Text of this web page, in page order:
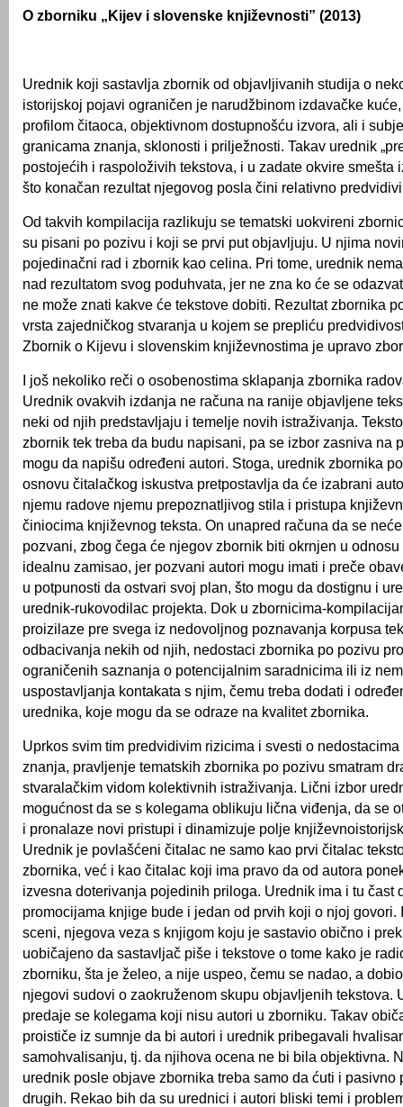
O zborniku „Kijev i slovenske književnosti” (2013)
Urednik koji sastavlja zbornik od objavljivanih studija o
istorijskoj pojavi ograničen je narudžbinom izdavačke
profilom čitaoca, objektivnom dostupnošću izvora, ali i
granicama znanja, sklonosti i prilježnosti. Takav urednik
postojećih i raspoloživih tekstova, i u zadate okvire smešta
što konačan rezultat njegovog posla čini relativno
Od takvih kompilacija razlikuju se tematski uokvireni
su pisani po pozivu i koji se prvi put objavljuju. U njima
pojedinačni rad i zbornik kao celina. Pri tome, urednik
nad rezultatom svog poduhvata, jer ne zna ko će se
ne može znati kakve će tekstove dobiti. Rezultat zbornika
vrsta zajedničkog stvaranja u kojem se prepliću
Zbornik o Kijevu i slovenskim književnostima je upravo
I još nekoliko reči o osobenostima sklapanja zbornika
Urednik ovakvih izdanja ne računa na ranije objavljene
neki od njih predstavljaju i temelje novih istraživanja.
zbornik tek treba da budu napisani, pa se izbor zasniva na
mogu da napišu određeni autori. Stoga, urednik zbornika
osnovu čitalačkog iskustva pretpostavlja da će izabrani
njemu radove njemu prepoznatljivog stila i pristupa
činiocima književnog teksta. On unapred računa da se
pozvani, zbog čega će njegov zbornik biti okrnjen u
idealnu zamisao, jer pozvani autori mogu imati i preče
u potpunosti da ostvari svoj plan, što mogu da dostignu i
urednik-rukovodilac projekta. Dok u zbornicima-
proizilaze pre svega iz nedovoljnog poznavanja korpusa
odbacivanja nekih od njih, nedostaci zbornika po pozivu
ograničenih saznanja o potencijalnim saradnicima ili iz
uspostavljanja kontakata s njim, čemu treba dodati i
urednika, koje mogu da se odraze na kvalitet zbornika.
Uprkos svim tim predvidivim rizicima i svesti o
znanja, pravljenje tematskih zbornika po pozivu smatram
stvaralačkim vidom kolektivnih istraživanja. Lični izbor
mogućnost da se s kolegama oblikuju lična viđenja, da se
i pronalaze novi pristupi i dinamizuje polje
Urednik je povlašćeni čitalac ne samo kao prvi čitalac
zbornika, već i kao čitalac koji ima pravo da od autora
izvesna doterivanja pojedinih priloga. Urednik ima i tu čast
promocijama knjige bude i jedan od prvih koji o njoj govori.
sceni, njegova veza s knjigom koju je sastavio obično i
uobičajeno da sastavljač piše i tekstove o tome kako je
zborniku, šta je želeo, a nije uspeo, čemu se nadao, a
njegovi sudovi o zaokruženom skupu objavljenih tekstova.
predaje se kolegama koji nisu autori u zborniku. Takav
proističe iz sumnje da bi autori i urednik pribegavali
samohvalisanju, tj. da njihova ocena ne bi bila objektivna.
urednik posle objave zbornika treba samo da ćuti i pasivno
drugih. Rekao bih da su urednici i autori bliski temi i